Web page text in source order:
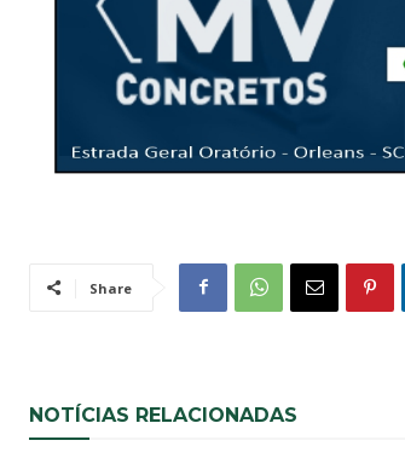
Share
NOTÍCIAS RELACIONADAS